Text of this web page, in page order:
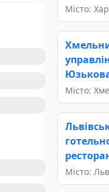
Місто:
Місто:
Місто: